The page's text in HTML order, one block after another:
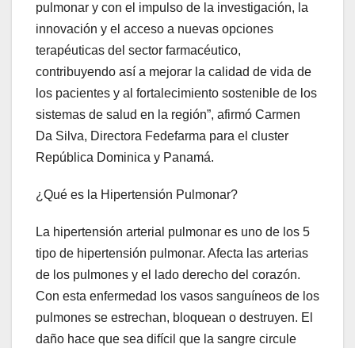
pulmonar y con el impulso de la investigación, la
innovación y el acceso a nuevas opciones
terapéuticas del sector farmacéutico,
contribuyendo así a mejorar la calidad de vida de
los pacientes y al fortalecimiento sostenible de los
sistemas de salud en la región”, afirmó Carmen
Da Silva, Directora Fedefarma para el cluster
República Dominica y Panamá.
¿Qué es la Hipertensión Pulmonar?
La hipertensión arterial pulmonar es uno de los 5
tipo de hipertensión pulmonar. Afecta las arterias
de los pulmones y el lado derecho del corazón.
Con esta enfermedad los vasos sanguíneos de los
pulmones se estrechan, bloquean o destruyen. El
daño hace que sea difícil que la sangre circule